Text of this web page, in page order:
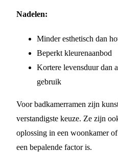
Nadelen:
Minder esthetisch dan
Beperkt kleurenaanbod
Kortere levensduur dan
gebruik
Voor badkamerramen zijn
verstandigste keuze. Ze zijn
oplossing in een woonkamer
een bepalende factor is.